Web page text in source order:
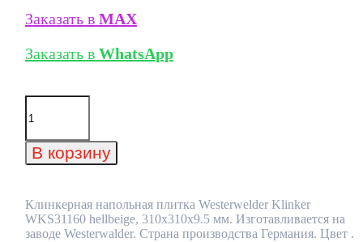
Заказать в MAX
Заказать в WhatsApp
Количество
товара
напольная
плитка
WKS31160
hellbeige,
310x310x9.5
В корзину
Клинкерная напольная плитка Westerwelder Klinker
WKS31160 hellbeige, 310x310x9.5 мм. Изготавливается на
заводе Westerwalder. Страна производства Германия. Цвет .